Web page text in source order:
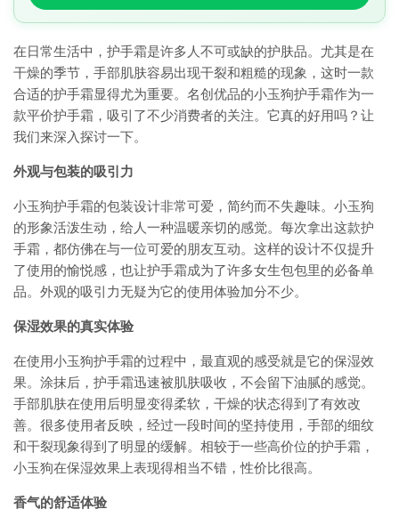
在日常生活中，护手霜是许多人不可或缺的护肤品。尤其是在
干燥的季节，手部肌肤容易出现干裂和粗糙的现象，这时一款
合适的护手霜显得尤为重要。名创优品的小玉狗护手霜作为一
款平价护手霜，吸引了不少消费者的关注。它真的好用吗？让
我们来深入探讨一下。
外观与包装的吸引力
小玉狗护手霜的包装设计非常可爱，简约而不失趣味。小玉狗
的形象活泼生动，给人一种温暖亲切的感觉。每次拿出这款护
手霜，都仿佛在与一位可爱的朋友互动。这样的设计不仅提升
了使用的愉悦感，也让护手霜成为了许多女生包包里的必备单
品。外观的吸引力无疑为它的使用体验加分不少。
保湿效果的真实体验
在使用小玉狗护手霜的过程中，最直观的感受就是它的保湿效
果。涂抹后，护手霜迅速被肌肤吸收，不会留下油腻的感觉。
手部肌肤在使用后明显变得柔软，干燥的状态得到了有效改
善。很多使用者反映，经过一段时间的坚持使用，手部的细纹
和干裂现象得到了明显的缓解。相较于一些高价位的护手霜，
小玉狗在保湿效果上表现得相当不错，性价比很高。
香气的舒适体验